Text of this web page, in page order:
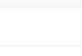
y ventana